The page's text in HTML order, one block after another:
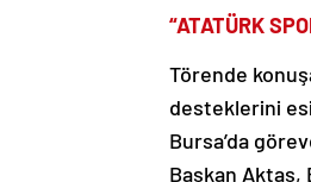
“ATATÜRK
Törende
desteklerini
Bursa’da
Başkan Aktaş,